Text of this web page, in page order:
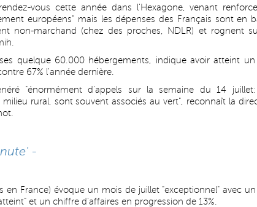
vous cette année dans l'Hexagone, venant
européens" mais les dépenses des Français sont en
non-marchand (chez des proches, NDLR) et rognent
quelque 60.000 hébergements, indique avoir atteint
67% l'année dernière.
"énormément d'appels sur la semaine du 14
rural, sont souvent associés au vert", reconnaît la
-
en France) évoque un mois de juillet "exceptionnel" avec
et un chiffre d'affaires en progression de 13%.